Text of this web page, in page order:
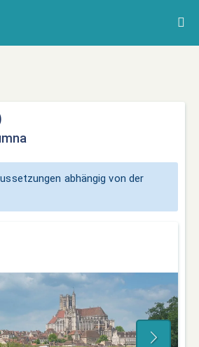
abhängig von der